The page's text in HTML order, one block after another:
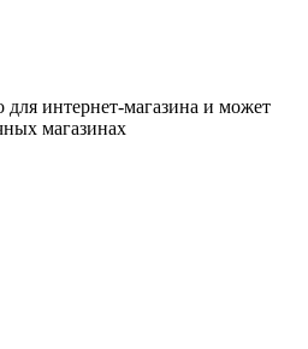
для интернет-магазина и может
магазинах